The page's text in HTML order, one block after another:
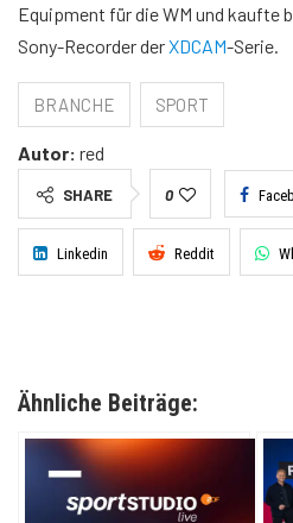
Equipment für die WM und kaufte
Sony-Recorder derXDCAM-Serie.
BRANCHE SPORT
Autor: red
SHARE 0
Linkedin Reddit
Ähnliche Beiträge: